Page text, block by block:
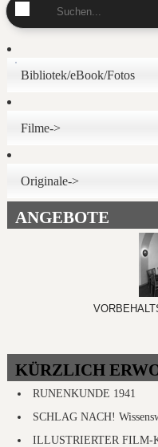
Bibliotek/eBook/Fotos
Filme->
Originale->
ANGEBOTE
KÜRZLICH
RUNENKUNDE 1941
SCHLAG NACH!
ILLUSTRIERTER FILM-